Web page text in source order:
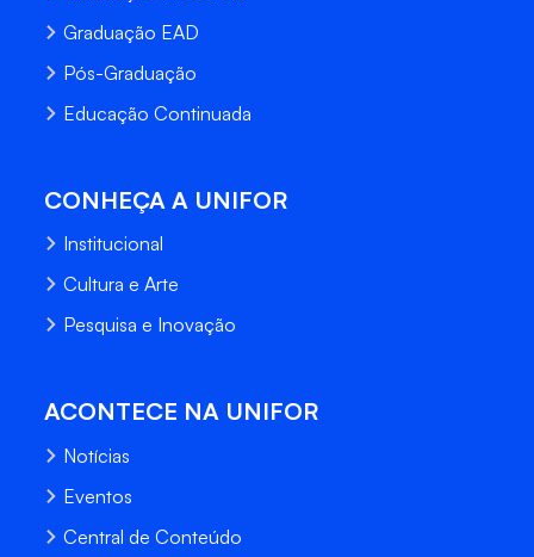
Graduação EAD
Pós-Graduação
Educação Continuada
CONHEÇA A UNIFOR
Institucional
Cultura e Arte
Pesquisa e Inovação
ACONTECE NA UNIFOR
Notícias
Eventos
Central de Conteúdo